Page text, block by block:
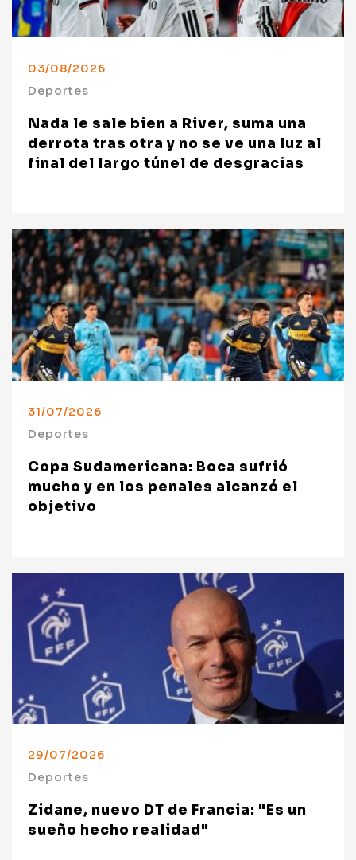
03/08/2026
Deportes
Nada le sale bien a River, suma una
derrota tras otra y no se ve una luz al
final del largo túnel de desgracias
31/07/2026
Deportes
Copa Sudamericana: Boca sufrió
mucho y en los penales alcanzó el
objetivo
29/07/2026
Deportes
Zidane, nuevo DT de Francia: "Es un
sueño hecho realidad"